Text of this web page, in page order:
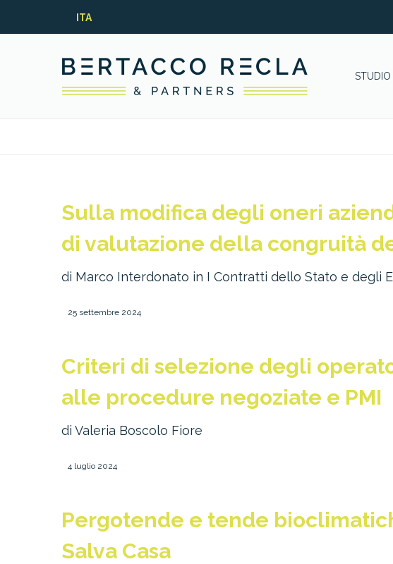
ITA
STUDIO
Sulla modifica degli oneri
di valutazione della congruità
di Marco Interdonato in I Contratti dello Stato e degli
25 settembre 2024
Criteri di selezione degli
alle procedure negoziate e PMI
di Valeria Boscolo Fiore
4 luglio 2024
Pergotende e tende
Salva Casa